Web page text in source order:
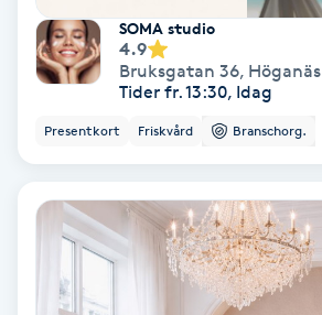
Idrottsmassage
IPL hårborttagning
SOMA studio
4.9
Bruksgatan 36, Höganäs
Tider fr. 13:30, Idag
Presentkort Friskvård Branschorg.